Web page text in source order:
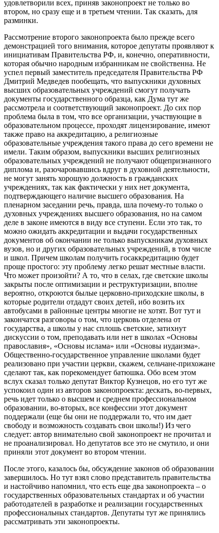
удовлетворили всех, приняв законопроект не только во
втором, но сразу еще и в третьем чтении. Так сказать, для
разминки.
Рассмотрение второго законопроекта было прежде всего
демонстрацией того внимания, которое депутаты проявляют к
инициативам Правительства РФ, и, конечно, оперативности,
которая обычно народным избранникам не свойственна. Не
успел первый заместитель председателя Правительства РФ
Дмитрий Медведев пообещать, что выпускники духовных
высших образовательных учреждений смогут получать
документы государственного образца, как Дума тут же
рассмотрела и соответствующий законопроект. До сих пор
проблема была в том, что все организации, участвующие в
образовательном процессе, проходят лицензирование, имеют
также право на аккредитацию, а религиозные
образовательные учреждения такого права до сего времени не
имели. Таким образом, выпускники высших религиозных
образовательных учреждений не получают общепризнанного
диплома и, разочаровавшись вдруг в духовной деятельности,
не могут занять хорошую должность в гражданских
учреждениях, так как фактически у них нет документа,
подтверждающего наличие высшего образования. На
пленарном заседании речь, правда, шла почему-то только о
духовных учреждениях высшего образования, но на самом
деле в законе имеются в виду все ступени. Если это так, то
можно ожидать аккредитации и выдачи государственных
документов об окончании не только выпускникам духовных
вузов, но и других образовательных учреждений, в том числе
и школ. Причем школам получить госаккредитацию будет
проще простого: эту проблему легко решат местные власти.
Что может произойти? А то, что в селах, где светские школы
закрыты после оптимизации и реструктуризации, вполне
вероятно, откроются былые церковно-приходские школы, в
которые родители отдадут своих детей, ибо возить их
автобусами в районные центры многие не хотят. Вот тут и
закончатся разговоры о том, что церковь отделена от
государства, а школы у нас сплошь светские, затихнут
дискуссии о том, преподавать или нет в школах «Основы
православия», «Основы ислама» или «Основы иудаизма».
Общественно-государственное управление школами будет
реализовано при участии церкви, скажем, сельчане-прихожане
сделают так, как порекомендует батюшка. Обо всем этом
вслух сказал только депутат Виктор Кузнецов, но его тут же
успокоил один из авторов законопроекта: дескать, во-первых,
речь идет только о высшем и среднем профессиональном
образовании, во-вторых, все конфессии этот документ
поддержали (еще бы они не поддержали то, что им дает
свободу и возможность создавать свои школы!) Из чего
следует: автор внимательно свой законопроект не прочитал и
не проанализировал. Но депутатов все это не смутило, и они
приняли этот документ во втором чтении.
После этого, казалось бы, обсуждение законов об образовании
завершилось. Но тут взял слово представитель правительства
и настойчиво напомнил, что есть еще два законопроекта – о
государственных образовательных стандартах и об участии
работодателей в разработке и реализации государственных
профессиональных стандартов. Депутаты тут же принялись
рассматривать эти законопроекты.